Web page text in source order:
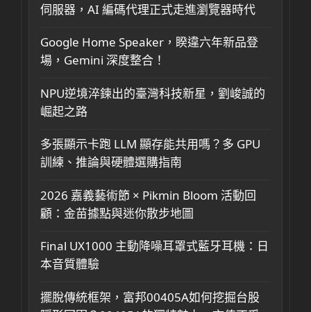
伺服器，AI 編碼代理正式走進瀏覽器時代
Google Home Speaker，睽違六年新品登
場，Gemini 深度整合！
NPU逆境淬鍊出的臺灣科技新星，劉峻誠的
崛起之路
多張顯示卡跑 LLM 顯存能共用嗎？多 GPU
訓練、推論與硬體選購指南
2026 嘉義藝術節 × Pikmin Bloom 活動回
顧：金苗據點與迷你散步地圖
Final UX1000 主動降噪耳罩式藍牙耳機：日
本音質體驗
擺脫傳統框架，富邦00405A如何挖掘台股